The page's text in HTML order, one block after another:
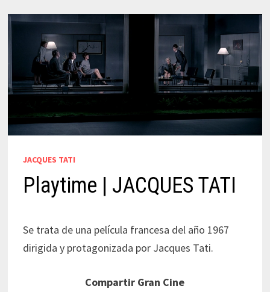
JACQUES TATI
Playtime | JACQUES TATI
Se trata de una película francesa del año 1967
dirigida y protagonizada por Jacques Tati.
Compartir Gran Cine